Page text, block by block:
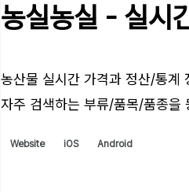
농실농실 - 실시
농산물 실시간 가격과 정산/통계
자주 검색하는 부류/품목/품종을
Website iOS Android